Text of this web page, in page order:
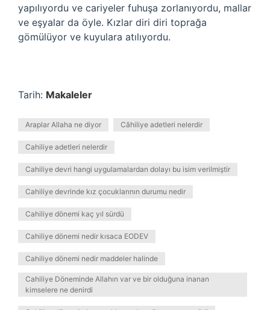
yapılıyordu ve cariyeler fuhuşa zorlanıyordu, mallar
ve eşyalar da öyle. Kızlar diri diri toprağa
gömülüyor ve kuyulara atılıyordu.
Tarih: Makaleler
Araplar Allaha ne diyor Câhiliye adetleri nelerdir
Cahiliye adetleri nelerdir
Cahiliye devri hangi uygulamalardan dolayı bu isim verilmiştir
Cahiliye devrinde kız çocuklarının durumu nedir
Cahiliye dönemi kaç yıl sürdü
Cahiliye dönemi nedir kısaca EODEV
Cahiliye dönemi nedir maddeler halinde
Cahiliye Döneminde Allahın var ve bir olduğuna inanan
kimselere ne denirdi